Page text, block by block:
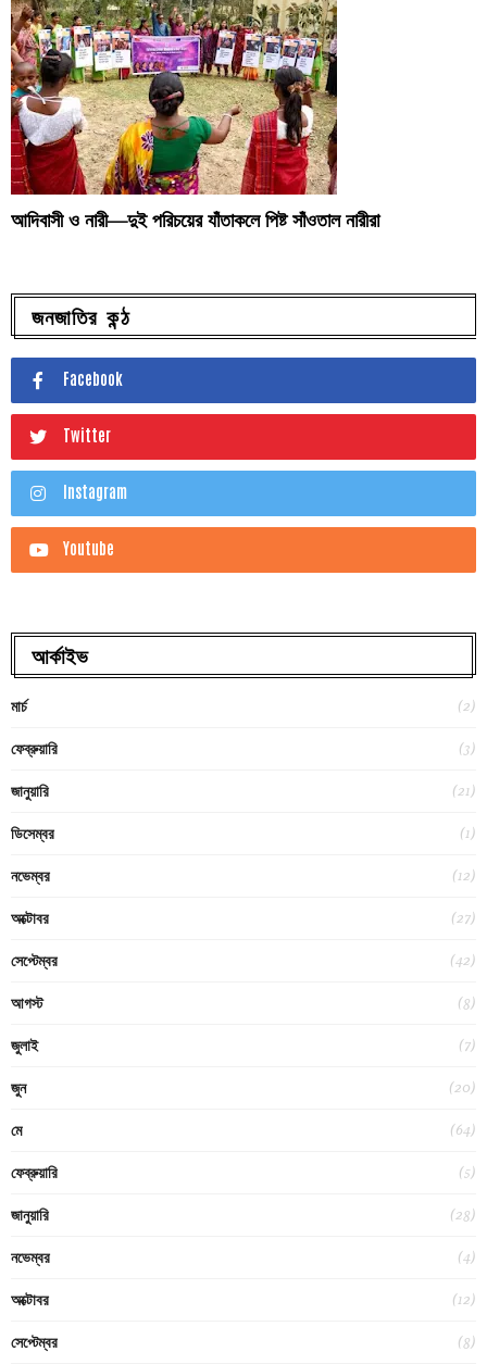
আদিবাসী ও নারী—দুই পরিচয়ের যাঁতাকলে পিষ্ট সাঁওতাল নারীরা
জনজাতির কন্ঠ
Facebook
Twitter
Instagram
Youtube
আর্কাইভ
মার্চ (2)
ফেব্রুয়ারি (3)
জানুয়ারি (21)
ডিসেম্বর (1)
নভেম্বর (12)
অক্টোবর (27)
সেপ্টেম্বর (42)
আগস্ট (8)
জুলাই (7)
জুন (20)
মে (64)
ফেব্রুয়ারি (5)
জানুয়ারি (28)
নভেম্বর (4)
অক্টোবর (12)
সেপ্টেম্বর (8)